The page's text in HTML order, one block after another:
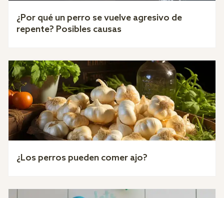
¿Por qué un perro se vuelve agresivo de
repente? Posibles causas
¿Los perros pueden comer ajo?